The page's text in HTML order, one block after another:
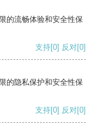
的流畅体验和安全性保
支持[0] 反对[0]
的隐私保护和安全性保
支持[0] 反对[0]